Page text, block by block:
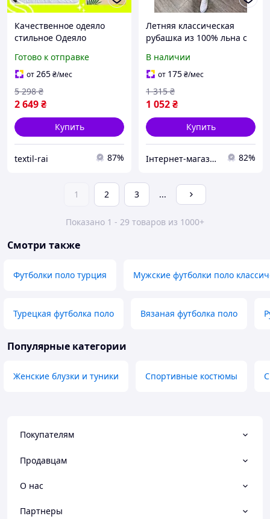
Качественное одеяло
стильное Одеяло
Одеяла из мягкого
материала Самые теплые
одеяла
Готово к отправке
от265₴/мес
2 649₴
5 298 ₴
Купить
textil-rai 87%
Летняя классическая
рубашка из 100% льна с
дышащий комфортный
материал для мужчин
LinenStyle
В наличии
от 175₴/мес
1 052₴
1 315 ₴
Купить
Інтернет-магазин TOOLS MAX 82%
1 2 3 ...
Показано 1 - 29 товаров из 1000+
Смотри также
Футболки поло турция Мужские футболки поло
Турецкая футболка поло Вязаная футболка поло
Популярные категории
Женские блузки и туники Спортивные костюмы
Покупателям
Продавцам
О нас
Партнеры